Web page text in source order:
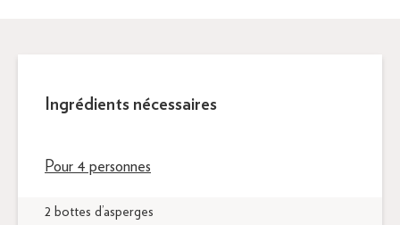
Ingrédients nécessaires
Pour 4 personnes
2 bottes d’asperges